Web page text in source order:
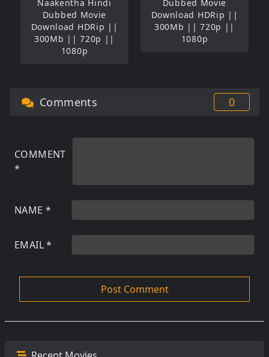
Naakentha Hindi
Dubbed Movie
Download HDRip ||
300Mb || 720p ||
1080p
Dubbed Movie
Download HDRip ||
300Mb || 720p ||
1080p
Comments 0
COMMENT
*
NAME *
EMAIL*